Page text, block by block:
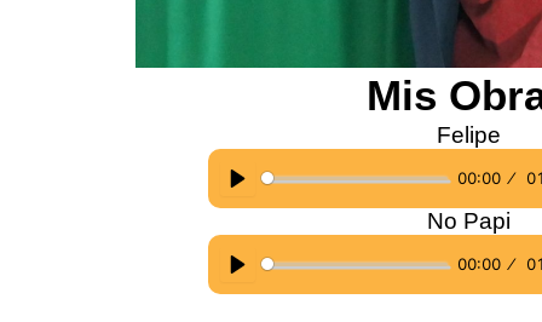
Mis
Felipe
P
l
a
y
00:00
No Papi
P
00:00